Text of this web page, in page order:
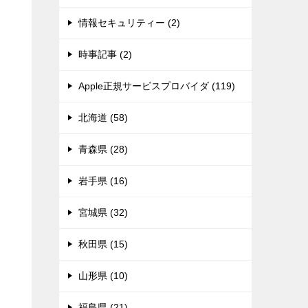
情報セキュリティー (2)
時事記事 (2)
Apple正規サービスプロバイダ (119)
北海道 (58)
青森県 (28)
岩手県 (16)
宮城県 (32)
秋田県 (15)
山形県 (10)